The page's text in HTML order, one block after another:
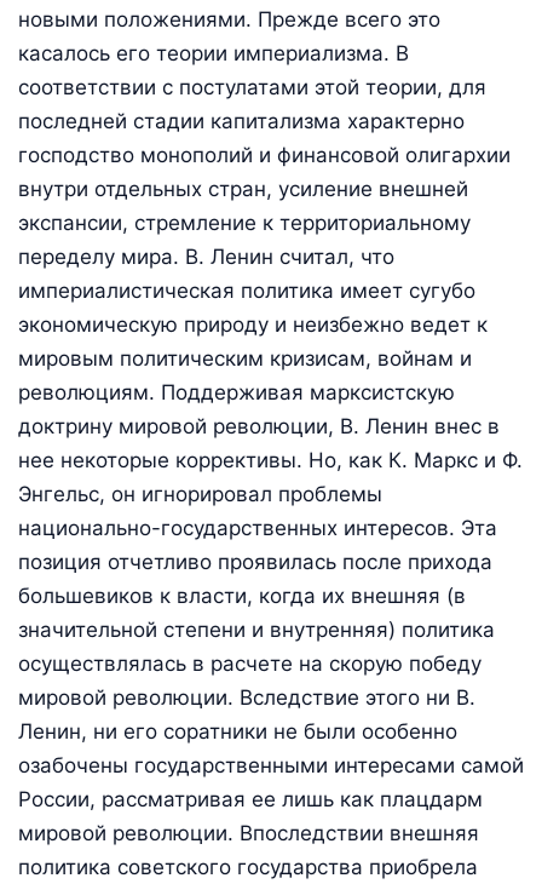
новыми положениями. Прежде всего это
касалось его теории империализма. В
соответствии с постулатами этой теории, для
последней стадии капитализма характерно
господство монополий и финансовой олигархии
внутри отдельных стран, усиление внешней
экспансии, стремление к территориальному
переделу мира. В. Ленин считал, что
империалистическая политика имеет сугубо
экономическую природу и неизбежно ведет к
мировым политическим кризисам, войнам и
революциям. Поддерживая марксистскую
доктрину мировой революции, В. Ленин внес в
нее некоторые коррективы. Но, как К. Маркс и Ф.
Энгельс, он игнорировал проблемы
национально-государственных интересов. Эта
позиция отчетливо проявилась после прихода
большевиков к власти, когда их внешняя (в
значительной степени и внутренняя) политика
осуществлялась в расчете на скорую победу
мировой революции. Вследствие этого ни В.
Ленин, ни его соратники не были особенно
озабочены государственными интересами самой
России, рассматривая ее лишь как плацдарм
мировой революции. Впоследствии внешняя
политика советского государства приобрела